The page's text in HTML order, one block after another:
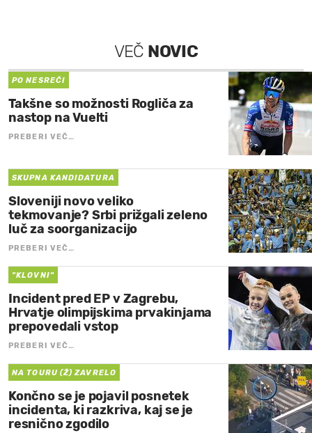
VEČ NOVIC
PO NESREČI
Takšne so možnosti Rogliča za
nastop na Vuelti
PREBERI VEČ…
SKUPNA KANDIDATURA
Sloveniji novo veliko
tekmovanje? Srbi prižgali zeleno
luč za soorganizacijo
PREBERI VEČ…
"KLOVNI"
Incident pred EP v Zagrebu,
Hrvatje olimpijskima prvakinjama
prepovedali vstop
PREBERI VEČ…
NA TOURU (Ž) ZAVRELO
Končno se je pojavil posnetek
incidenta, ki razkriva, kaj se je
resnično zgodilo